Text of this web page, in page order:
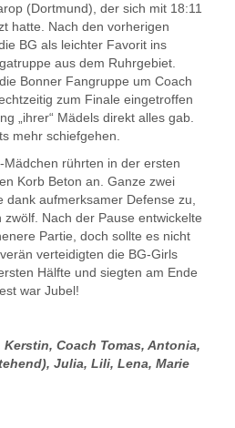
(Dortmund), der sich mit 18:11
hatte. Nach den vorherigen
BG als leichter Favorit ins
aus dem Ruhrgebiet.
Bonner Fangruppe um Coach
zum Finale eingetroffen
„ihrer“ Mädels direkt alles gab.
mehr schiefgehen.
Mädchen rührten in der ersten
Korb Beton an. Ganze zwei
aufmerksamer Defense zu,
Nach der Pause entwickelte
Partie, doch sollte es nicht
verteidigten die BG-Girls
Hälfte und siegten am Ende
war Jubel!
Kerstin, Coach Tomas, Antonia,
Julia, Lili, Lena, Marie